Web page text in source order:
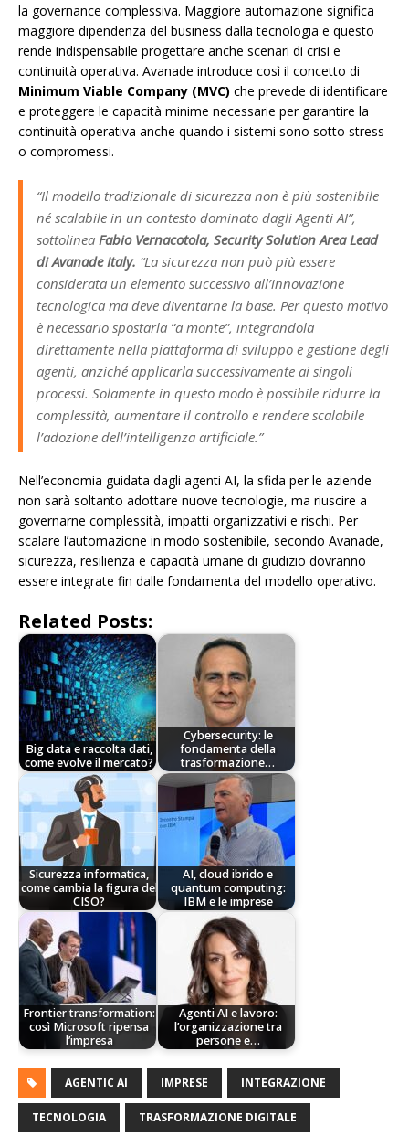
la governance complessiva. Maggiore automazione significa
maggiore dipendenza del business dalla tecnologia e questo
rende indispensabile progettare anche scenari di crisi e
continuità operativa. Avanade introduce così il concetto di
Minimum Viable Company (MVC) che prevede di identificare
e proteggere le capacità minime necessarie per garantire la
continuità operativa anche quando i sistemi sono sotto stress
o compromessi.
“Il modello tradizionale di sicurezza non è più sostenibile
né scalabile in un contesto dominato dagli Agenti AI”,
sottolinea Fabio Vernacotola, Security Solution Area Lead
di Avanade Italy. “La sicurezza non può più essere
considerata un elemento successivo all’innovazione
tecnologica ma deve diventarne la base. Per questo motivo
è necessario spostarla “a monte”, integrandola
direttamente nella piattaforma di sviluppo e gestione degli
agenti, anziché applicarla successivamente ai singoli
processi. Solamente in questo modo è possibile ridurre la
complessità, aumentare il controllo e rendere scalabile
l’adozione dell’intelligenza artificiale.”
Nell’economia guidata dagli agenti AI, la sfida per le aziende
non sarà soltanto adottare nuove tecnologie, ma riuscire a
governarne complessità, impatti organizzativi e rischi. Per
scalare l’automazione in modo sostenibile, secondo Avanade,
sicurezza, resilienza e capacità umane di giudizio dovranno
essere integrate fin dalle fondamenta del modello operativo.
Related Posts:
Big data e raccolta dati,
come evolve il mercato?
Cybersecurity: le
fondamenta della
trasformazione…
Sicurezza informatica,
come cambia la figura del
CISO?
AI, cloud ibrido e
quantum computing:
IBM e le imprese
Frontier transformation:
così Microsoft ripensa
l’impresa
Agenti AI e lavoro:
l’organizzazione tra
persone e…
AGENTIC AI IMPRESE INTEGRAZIONE
TECNOLOGIA TRASFORMAZIONE DIGITALE